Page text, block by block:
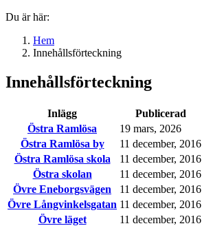
Du är här:
Hem
Innehållsförteckning
Innehållsförteckning
Inlägg Publicerad
Östra Ramlösa
19 mars, 2026
Östra Ramlösa by
11 december, 2016
Östra Ramlösa skola
11 december, 2016
Östra skolan
11 december, 2016
Övre Eneborgsvägen
11 december, 2016
Övre Långvinkelsgatan 11 december, 2016
Övre läget
11 december, 2016